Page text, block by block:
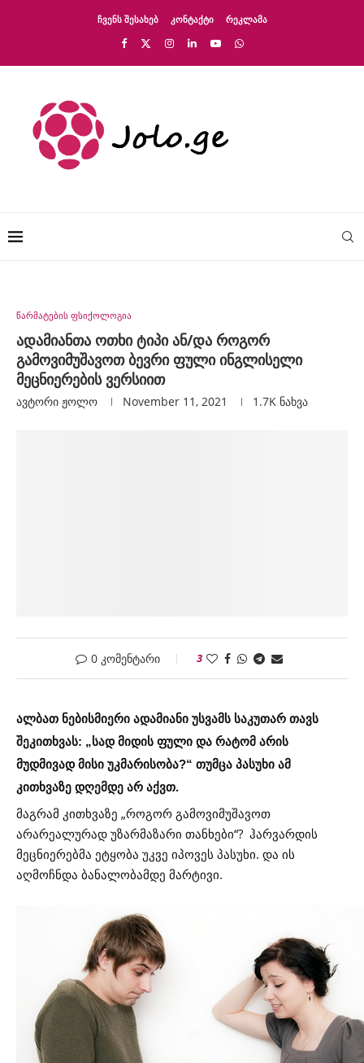
ᲩᲕᲔᲜᲡ ᲨᲔᲡᲐᲮᲔᲑ ᲙᲝᲜᲢᲐᲥᲢᲘ ᲠᲔᲙᲚᲐᲛᲐ
წარმატების ფსიქოლოგია
ადამიანთა ოთხი ტიპი ან/და როგორ
გამოვიმუშავოთ ბევრი ფული ინგლისელი
მეცნიერების ვერსიით
ავტორი Ჟოლო November 11, 2021 1.7K ნახვა
0 კომენტარი 3
ალბათ ნებისმიერი ადამიანი უსვამს საკუთარ თავს
შეკითხვას: „სად მიდის ფული და რატომ არის
მუდმივად მისი უკმარისობა?“ თუმცა პასუხი ამ
კითხვაზე დღემდე არ აქვთ.
მაგრამ კითხვაზე „როგორ გამოვიმუშავოთ
არარეალურად უზარმაზარი თანხები“? ჰარვარდის
მეცნიერებმა ეტყობა უკვე იპოვეს პასუხი. და ის
აღმოჩნდა ბანალობამდე მარტივი.